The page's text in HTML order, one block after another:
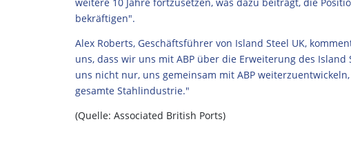
bekräftigen".
Alex Roberts, Geschäftsführer von Island Steel UK,
uns, dass wir uns mit ABP über die Erweiterung des
uns nicht nur, uns gemeinsam mit ABP
gesamte Stahlindustrie."
(Quelle: Associated British Ports)